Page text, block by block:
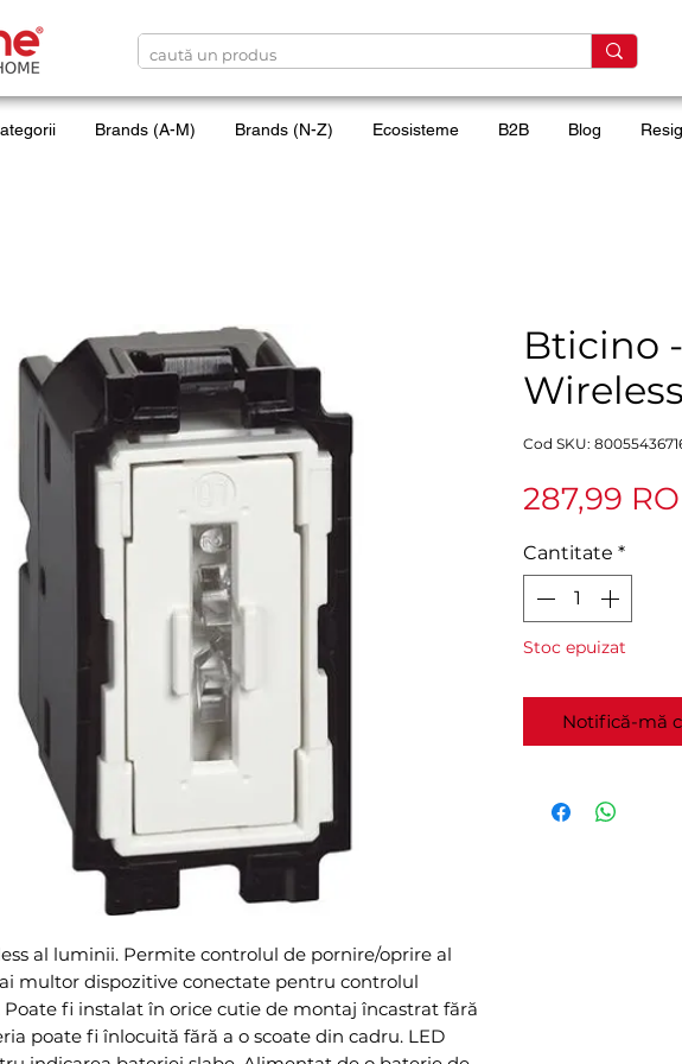
Brands (A-M) Brands (N-Z) Ecosisteme B2B Blog
al luminii. Permite controlul de pornire/oprire al
multor dispozitive conectate pentru controlul
fi instalat în orice cutie de montaj încastrat fără
poate fi înlocuită fără a o scoate din cadru. LED
Bticino
Cod SKU:
287,99
Cantitate *
Stoc epuizat
Notifică-mă